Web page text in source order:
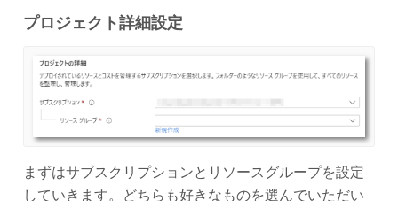
プロジェクト詳細設定
まずはサブスクリプションとリソースグループを設定
していきます。どちらも好きなものを選んでいただい